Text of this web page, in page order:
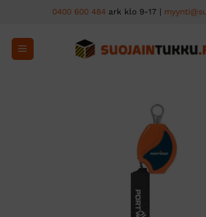
content
0400 600 484 ark klo 9-17 |